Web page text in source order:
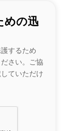
めの迅
するため
さい。ご協
ていただけ